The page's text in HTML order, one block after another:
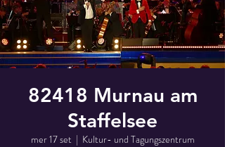
82418 Murnau am
Staffelsee
mer 17 set
  |
Kultur- und Tagungszentrum